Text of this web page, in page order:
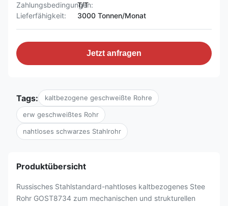
Zahlungsbedingungen:
T/T
Lieferfähigkeit:
3000 Tonnen/Monat
Jetzt anfragen
Tags: kaltbezogene geschweißte Rohre
erw geschweißtes Rohr
nahtloses schwarzes Stahlrohr
Produktübersicht
Russisches Stahlstandard-nahtloses kaltbezogenes Stee
Rohr GOST8734 zum mechanischen und strukturellen